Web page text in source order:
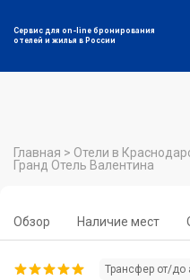
Сервис для on-line бронирования
отелей и жилья в России
Главная > Отели в
Гранд Отель Валентина
Обзор Наличие мест
Трансфер от/до